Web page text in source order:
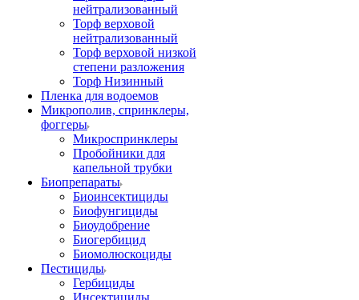
нейтрализованный
Торф верховой
нейтрализованный
Торф верховой низкой
степени разложения
Торф Низинный
Пленка для водоемов
Микрополив, спринклеры,
фоггеры
Микроспринклеры
Пробойники для
капельной трубки
Биопрепараты
Биоинсектициды
Биофунгициды
Биоудобрение
Биогербицид
Биомолюскоциды
Пестициды
Гербициды
Инсектициды